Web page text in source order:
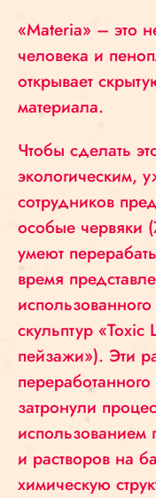
«Materia» – это
человека и
открывает
материала.
Чтобы сделать
экологическим,
сотрудников
особые червяки
умеют
время
скульптур «Toxic
пейзажи»). Эти
затронули
использованием
и растворов на
химическую